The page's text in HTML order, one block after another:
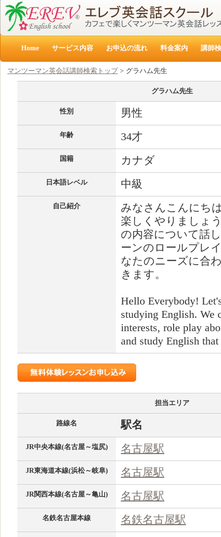
Home サービス内容 お申込の流れ 料金案内 講師
マンツーマン英会話講師検索トップ > グラハム先生
グラハム先生
性別 男性
年齢 34才
国籍 カナダ
日本語レベル 中級
自己紹介
みなさんこんにち
楽しくやりましょ
の内容について話
ーンのロールプレ
なたのニーズに合
きます。
Hello Everybody!
studying English. We
interests, role play
and study English
担当エリア
路線名 駅名
JR中央本線(名古屋～塩尻) 名古屋駅
JR東海道本線(浜松～岐阜) 名古屋駅
JR関西本線(名古屋～亀山) 名古屋駅
名鉄名古屋本線 名鉄名古屋駅